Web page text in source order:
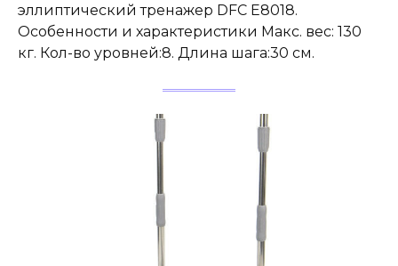
эллиптический тренажер DFC E8018.
Особенности и характеристики Макс. вес: 130
кг. Кол-во уровней:8. Длина шага:30 см.